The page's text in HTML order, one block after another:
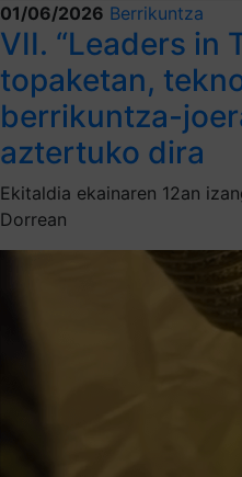
01/06/2026 Berrikuntza
VII. “Leaders in
topaketan,
berrikuntza-
aztertuko dira
Ekitaldia ekainaren 12an
Dorrean